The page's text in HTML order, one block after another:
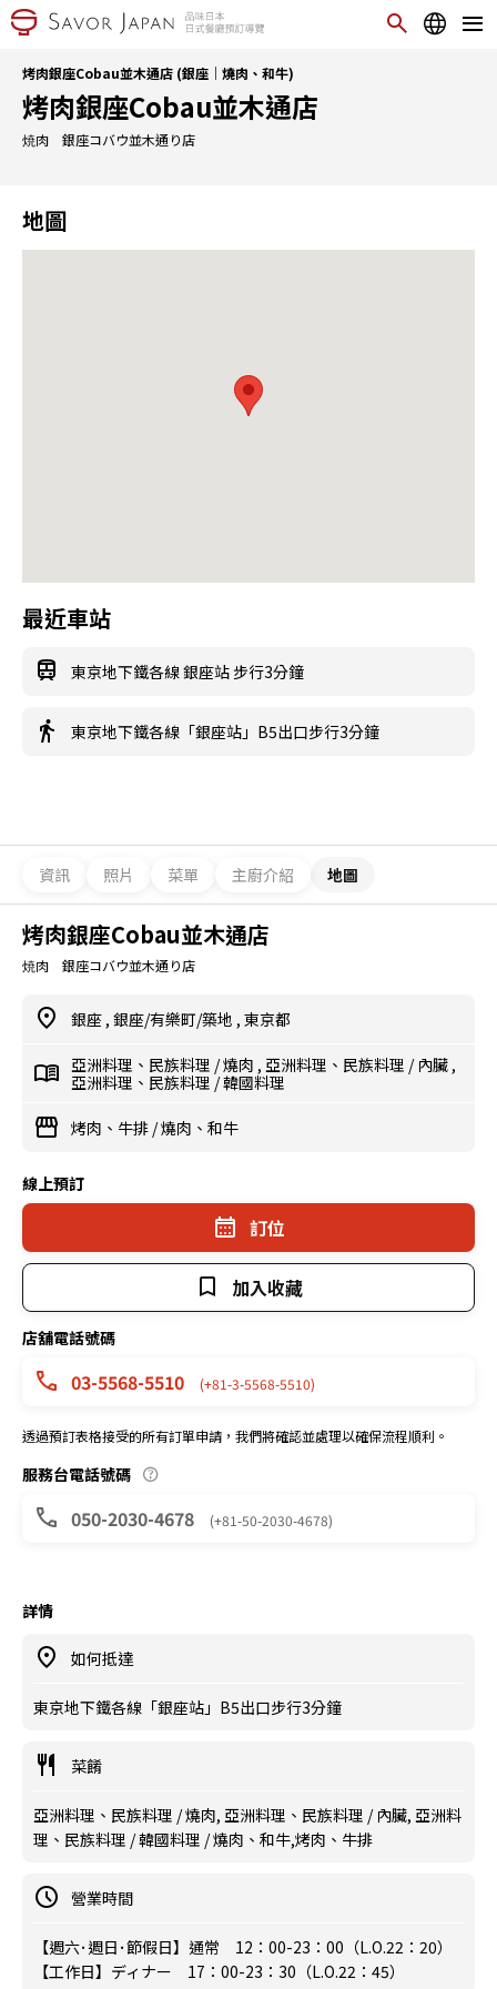
烤肉銀座Cobau並木通店 (銀座｜燒肉、和牛)
烤肉銀座Cobau並木通店
焼肉 銀座コバウ並木通り店
地圖
最近車站
東京地下鐵各線 銀座站 步行3分鐘
東京地下鐵各線「銀座站」B5出口步行3分鐘
資訊 照片 菜單 主廚介紹 地圖
烤肉銀座Cobau並木通店
焼肉 銀座コバウ並木通り店
銀座 , 銀座/有樂町/築地 , 東京都
亞洲料理、民族料理 /燒肉 , 亞洲料理、民族料理 / 內臟 ,
亞洲料理、民族料理 /韓國料理
烤肉、牛排 /燒肉、和牛
線上預訂
訂位
加入收藏
店舖電話號碼
03-5568-5510 (+81-3-5568-5510)
透過預訂表格接受的所有訂單申請，我們將確認並處理以確保流程順利。
服務台電話號碼
050-2030-4678 (+81-50-2030-4678)
詳情
如何抵達
東京地下鐵各線「銀座站」B5出口步行3分鐘
菜餚
亞洲料理、民族料理 / 燒肉, 亞洲料理、民族料理 / 內臟, 亞洲料
理、民族料理 / 韓國料理 / 燒肉、和牛,烤肉、牛排
營業時間
【週六･週日･節假日】通常 12：00-23：00（L.O.22：20）
【工作日】ディナー 17：00-23：30（L.O.22：45）